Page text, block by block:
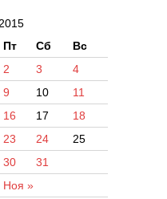
Пт Сб Вс
Ноя »
2 3
4
9 10
11
16 17
18
23 24
25
30 31